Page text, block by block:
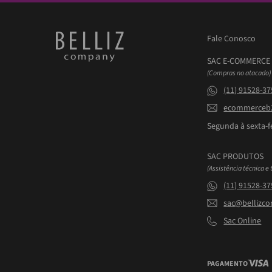
Fale Conosco
SAC E-
(Compras no atacado)
(11) 91528-
Segunda à sexta-
SAC PRODUTOS
(Assistência técnica
(11) 91528-
Sac Online
PAGAMENTO